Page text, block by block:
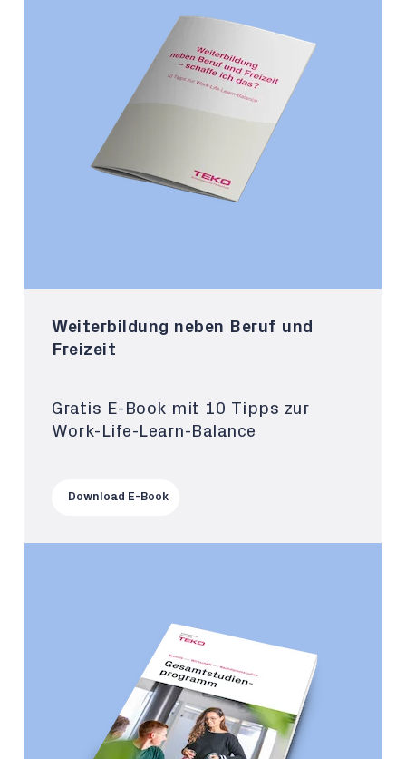
Weiterbildung neben Beruf und
Freizeit
Gratis E-Book mit 10 Tipps zur
Work-Life-Learn-Balance
Download E-Book